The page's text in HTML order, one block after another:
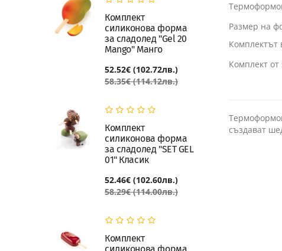
Комплект
силиконова форма
за сладолед "Gel 20
Mango" Манго
52.52€ (102.72лв.)
58.35€ (114.12лв.)
Комплект
силиконова форма
за сладолед "SET GEL
01" Класик
52.46€ (102.60лв.)
58.29€ (114.00лв.)
Комплект
Размер на
Комплектът
Комплект
създават